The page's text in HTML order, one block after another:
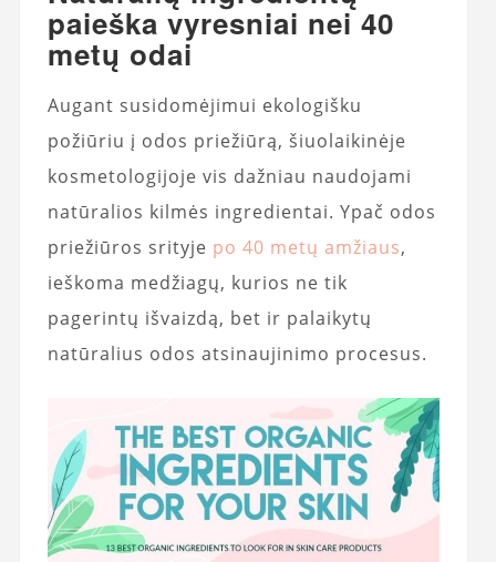
paieška vyresniai nei 40
metų odai
Augant susidomėjimui ekologišku
požiūriu į odos priežiūrą, šiuolaikinėje
kosmetologijoje vis dažniau naudojami
natūralios kilmės ingredientai. Ypač odos
priežiūros srityje po 40 metų amžiaus,
ieškoma medžiagų, kurios ne tik
pagerintų išvaizdą, bet ir palaikytų
natūralius odos atsinaujinimo procesus.